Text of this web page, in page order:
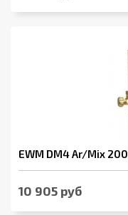
EWM DM4 Ar/Mix
10 905 руб